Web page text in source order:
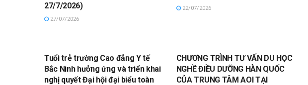
27/7/2026)
27/07/2026
22/07/2026
Tuổi trẻ trường Cao đẳng Y tế
Bắc Ninh hưởng ứng và triển khai
nghị quyết Đại hội đại biểu toàn
CHƯƠNG TRÌNH TƯ VẤN DU HỌC
NGHỀ ĐIỀU DƯỠNG HÀN QUỐC
CỦA TRUNG TÂM AOI TẠI